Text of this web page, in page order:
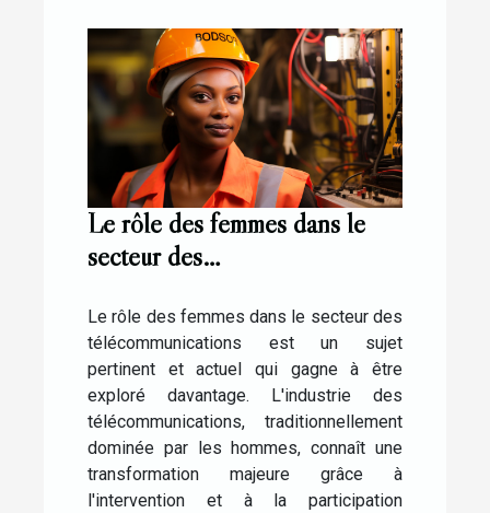
Le rôle des femmes dans le
secteur des
d'Elisabeth Medou Badang
Le rôle des femmes dans le secteur des
télécommunications est un sujet
pertinent et actuel qui gagne à être
exploré davantage. L'industrie des
télécommunications, traditionnellement
dominée par les hommes, connaît une
transformation majeure grâce à
l'intervention et à la participation